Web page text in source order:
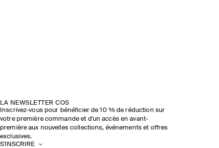
LA NEWSLETTER COS
Inscrivez-vous pour bénéficier de 10 % de réduction sur
votre première commande et d'un accès en avant-
première aux nouvelles collections, événements et offres
exclusives.
S'INSCRIRE